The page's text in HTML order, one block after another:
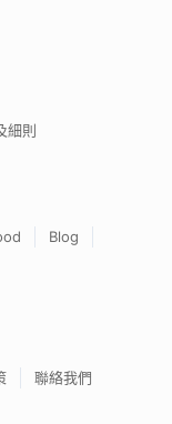
細則
Blog
聯絡我們